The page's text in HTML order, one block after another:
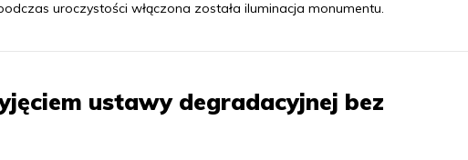
uroczystości włączona została iluminacja monumentu.
ustawy degradacyjnej bez